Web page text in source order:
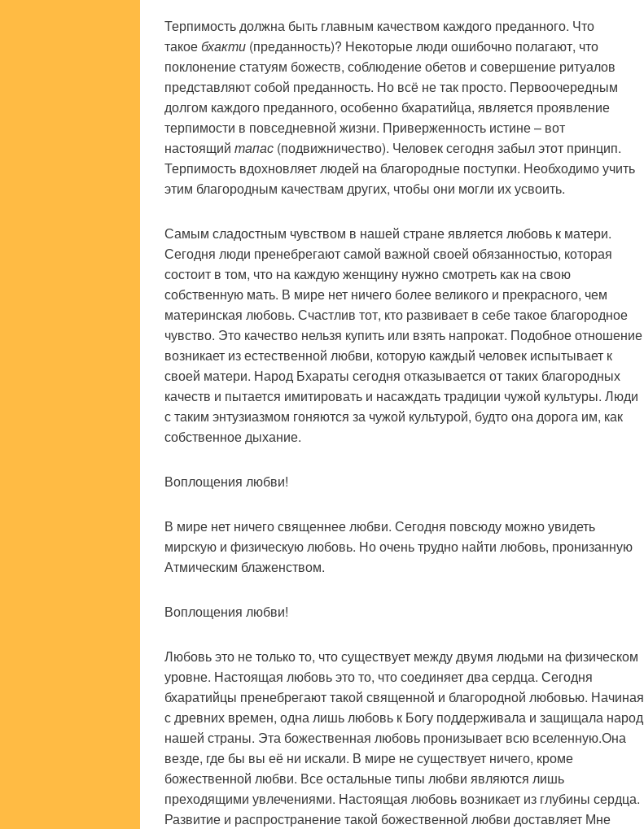
Терпимость должна быть главным качеством каждого преданного. Что
такоебхакти (преданность)? Некоторые люди ошибочно полагают, что
поклонение статуям божеств, соблюдение обетов и совершение ритуалов
представляют собой преданность. Но всё не так просто. Первоочередным
долгом каждого преданного, особенно бхаратийца, является проявление
терпимости в повседневной жизни. Приверженность истине – вот
настоящий тапас (подвижничество). Человек сегодня забыл этот принцип.
Терпимость вдохновляет людей на благородные поступки. Необходимо учить
этим благородным качествам других, чтобы они могли их усвоить.
Самым сладостным чувством в нашей стране является любовь к матери.
Сегодня люди пренебрегают самой важной своей обязанностью, которая
состоит в том, что на каждую женщину нужно смотреть как на свою
собственную мать. В мире нет ничего более великого и прекрасного, чем
материнская любовь. Счастлив тот, кто развивает в себе такое благородное
чувство. Это качество нельзя купить или взять напрокат. Подобное отношение
возникает из естественной любви, которую каждый человек испытывает к
своей матери. Народ Бхараты сегодня отказывается от таких благородных
качеств и пытается имитировать и насаждать традиции чужой культуры. Люди
с таким энтузиазмом гоняются за чужой культурой, будто она дорога им, как
собственное дыхание.
Воплощения любви!
В мире нет ничего священнее любви. Сегодня повсюду можно увидеть
мирскую и физическую любовь. Но очень трудно найти любовь, пронизанную
Атмическим блаженством.
Воплощения любви!
Любовь это не только то, что существует между двумя людьми на физическом
уровне. Настоящая любовь это то, что соединяет два сердца. Сегодня
бхаратийцы пренебрегают такой священной и благородной любовью. Начиная
с древних времен, одна лишь любовь к Богу поддерживала и защищала народ
нашей страны. Эта божественная любовь пронизывает всю вселенную.Она
везде, где бы вы её ни искали. В мире не существует ничего, кроме
божественной любви. Все остальные типы любви являются лишь
преходящими увлечениями. Настоящая любовь возникает из глубины сердца.
Развитие и распространение такой божественной любви доставляет Мне